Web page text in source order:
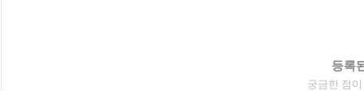
등록
궁금한 점